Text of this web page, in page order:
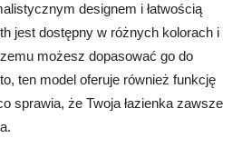
designem i łatwością
jest dostępny w różnych kolorach i
możesz dopasować go do
ten model oferuje również funkcję
sprawia, że Twoja łazienka zawsze